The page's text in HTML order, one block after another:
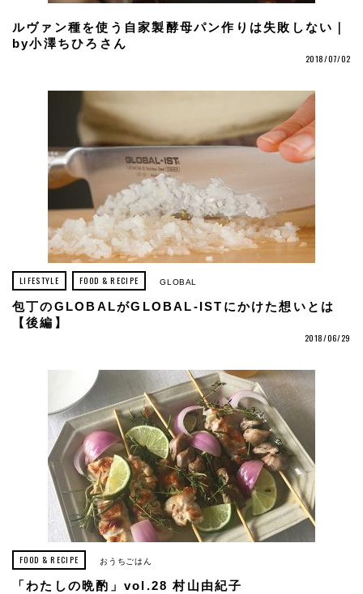
ルヴァン種を使う自家製酵母パン作りは失敗しない｜
by小澤ちひろさん
2018/07/02
LIFESTYLE FOOD & RECIPE GLOBAL
包丁のGLOBALがGLOBAL-ISTにかけた想いとは
【後編】
2018/06/29
FOOD & RECIPE おうちごはん
「わたしの晩酌」vol.28 村山由紀子